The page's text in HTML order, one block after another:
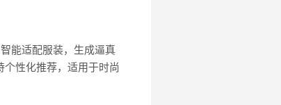
能适配服装，生成逼真
性化推荐，适用于时尚